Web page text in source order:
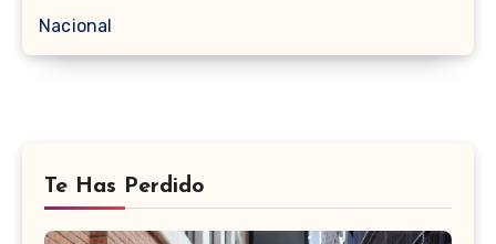
Nacional
Te Has Perdido